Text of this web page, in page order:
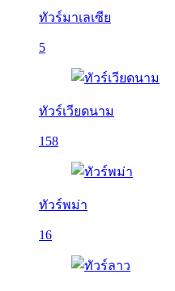
ทัวร์มาเลเซีย
5
ทัวร์เวียดนาม
158
ทัวร์พม่า
16